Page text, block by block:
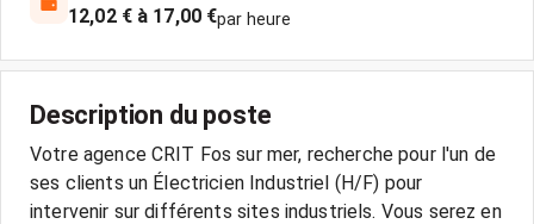
12,02 € à 17,00 €par heure
Description du poste
Votre agence CRIT Fos sur mer, recherche pour l'un de
ses clients un Électricien Industriel (H/F) pour
intervenir sur différents sites industriels. Vous serez en